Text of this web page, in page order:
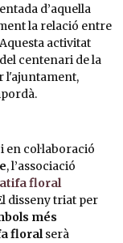
d’aquella
la relació entre
activitat
centenari de la
l'ajuntament,
i en col·laboració
, l’associació
floral
disseny triat per
més
floralserà